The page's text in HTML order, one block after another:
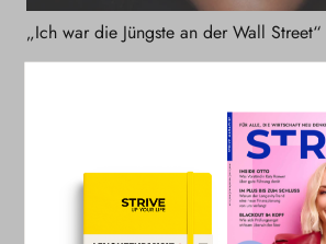
„Ich war die Jüngste an der Wall Street“
Möchtest Du
Jetzt STRIVE abonnieren, um